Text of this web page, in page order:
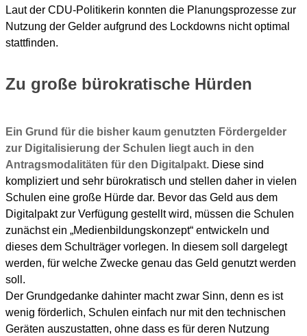
Laut der CDU-Politikerin konnten die Planungsprozesse zur
Nutzung der Gelder aufgrund des Lockdowns nicht optimal
stattfinden.
Zu große bürokratische Hürden
Ein Grund für die bisher kaum genutzten Fördergelder
zur Digitalisierung der Schulen liegt auch in den
Antragsmodalitäten für den Digitalpakt. Diese sind
kompliziert und sehr bürokratisch und stellen daher in vielen
Schulen eine große Hürde dar. Bevor das Geld aus dem
Digitalpakt zur Verfügung gestellt wird, müssen die Schulen
zunächst ein „Medienbildungskonzept“ entwickeln und
dieses dem Schulträger vorlegen. In diesem soll dargelegt
werden, für welche Zwecke genau das Geld genutzt werden
soll.
Der Grundgedanke dahinter macht zwar Sinn, denn es ist
wenig förderlich, Schulen einfach nur mit den technischen
Geräten auszustatten, ohne dass es für deren Nutzung